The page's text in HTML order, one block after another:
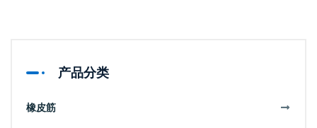
产品分类
橡皮筋